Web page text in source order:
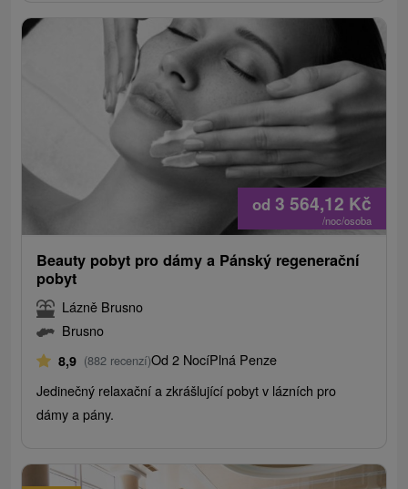
od 3 564,12 Kč
/noc/osoba
Beauty pobyt pro dámy a Pánský regenerační
pobyt
Lázně Brusno
Brusno
8,9 (882 recenzí)Od 2 NocíPlná Penze
Jedinečný relaxační a zkrášlující pobyt v lázních pro
dámy a pány.